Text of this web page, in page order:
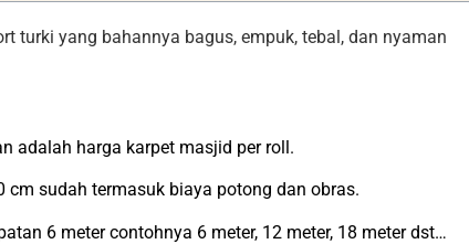
turki yang bahannya bagus, empuk, tebal, dan nyaman
adalah harga karpet masjid per roll.
sudah termasuk biaya potong dan obras.
6 meter contohnya 6 meter, 12 meter, 18 meter dst…